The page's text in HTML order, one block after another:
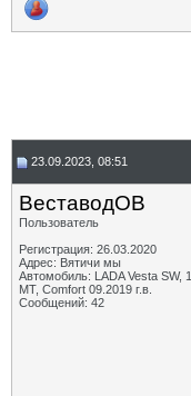
23.09.2023, 08:51
ВеставодОВ
Пользователь
Регистрация: 26.03.2020
Адрес: Вятичи мы
Автомобиль: LADA Vesta SW,
MT, Comfort 09.2019 г.в.
Сообщений: 42